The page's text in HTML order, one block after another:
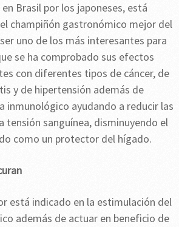
Brasil por los japoneses, está
champiñón gastronómico mejor del
uno de los más interesantes para
se ha comprobado sus efectos
con diferentes tipos de cáncer, de
y de hipertensión además de
inmunológico ayudando a reducir las
tensión sanguínea, disminuyendo el
como un protector del hígado.
está indicado en la estimulación del
además de actuar en beneficio de